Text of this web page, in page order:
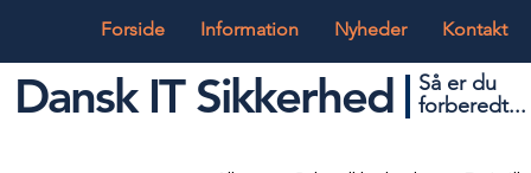
Forside Information Nyheder Kontakt
Dansk IT Sikkerhed
Så er du
forberedt...